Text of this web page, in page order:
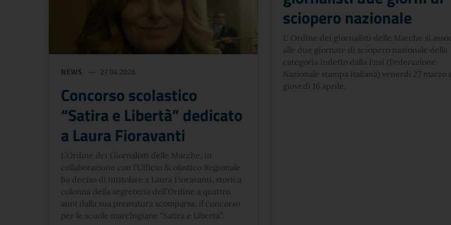
NEWS 27 04 2026
Concorso scolastico
“Satira e Libertà” dedicato
a Laura Fioravanti
L’Ordine dei Giornalisti delle Marche, in
collaborazione con l’Ufficio Scolastico Regionale
ha deciso di intitolare a Laura Fioravanti, storica
colonna della segreteria dell’Ordine a quattro
anni dalla sua prematura scomparsa, il concorso
per le scuole marchigiane "Satira e Libertà”.
sciopero nazionale
L' Ordine dei giornalisti delle Marche si
alle due giornate di sciopero nazionale della
categoria indetto dalla Fnsi (Federazione
Nazionale stampa italiana) venerdì 27 marzo
giovedì 16 aprile.